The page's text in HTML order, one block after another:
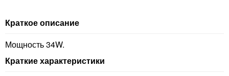
Краткое описание
Мощность 34W.
Краткие характеристики